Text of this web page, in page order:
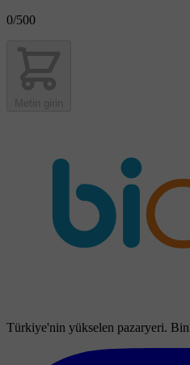
0/500
Metin girin
Türkiye'nin yükselen pazaryeri.